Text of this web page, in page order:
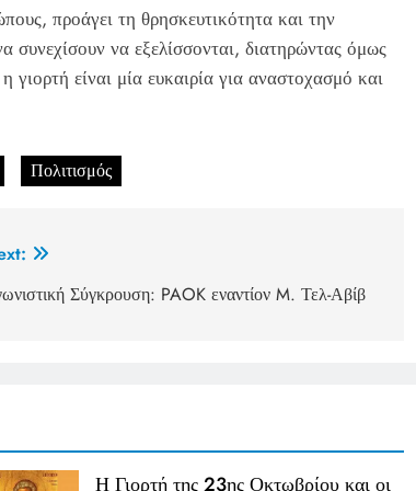
προάγει τη θρησκευτικότητα και την
συνεχίσουν να εξελίσσονται, διατηρώντας όμως
είναι μία ευκαιρία για αναστοχασμό και
Πολιτισμός
Σύγκρουση: PAOK εναντίον M. Τελ-Αβίβ
Η Γιορτή της 23ης Οκτωβρίου και οι